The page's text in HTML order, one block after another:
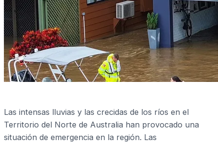
Las intensas lluvias y las crecidas de los ríos en el
Territorio del Norte de Australia han provocado una
situación de emergencia en la región. Las